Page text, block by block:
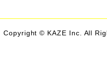
Copyright © KAZE Inc. All